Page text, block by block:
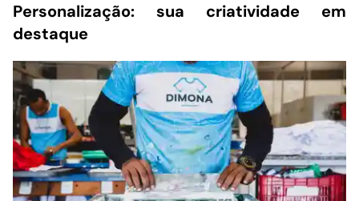
Personalização: sua criatividade em
destaque